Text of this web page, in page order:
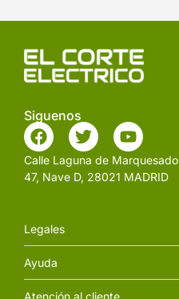
Siguenos
Calle Laguna de Marquesado
47, Nave D, 28021 MADRID
Legales
Ayuda
Atención al cliente